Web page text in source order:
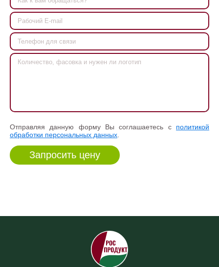
Отправляя данную форму Вы соглашаетесь с политикой
обработки персональных данных.